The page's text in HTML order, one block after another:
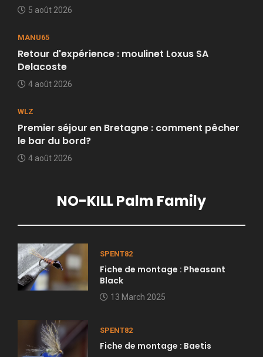
5 août 2026
MANU65
Retour d'expérience : moulinet Loxus SA
Delacoste
4 août 2026
WLZ
Premier séjour en Bretagne : comment pêcher
le bar du bord?
4 août 2026
NO-KILL Palm Family
SPENT82
Fiche de montage : Pheasant
Black
13 March 2025
SPENT82
Fiche de montage : Baetis